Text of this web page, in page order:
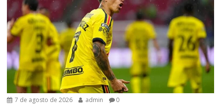
7 de agosto de 2026 admin 0